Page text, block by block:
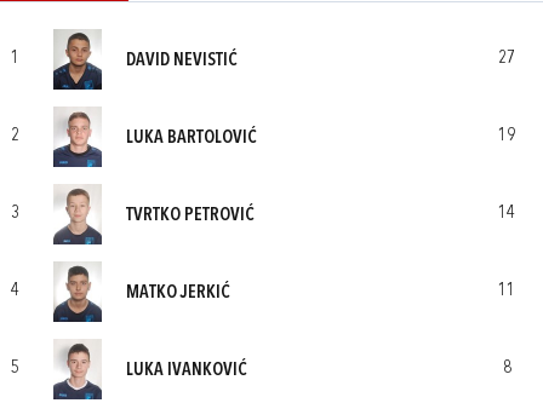
1 DAVID NEVISTIĆ 27
2 LUKA BARTOLOVIĆ 19
3 TVRTKO PETROVIĆ 14
4 MATKO JERKIĆ 11
5 LUKA IVANKOVIĆ 8